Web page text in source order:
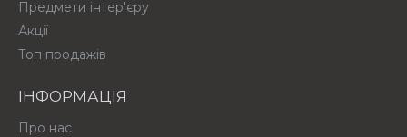
Предмети інтер'єру
Акції
Топ продажів
ІНФОРМАЦІЯ
Про нас